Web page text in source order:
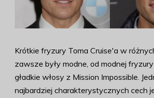
Krótkie fryzury Toma Cruise'a w
zawsze były modne, od modnej
gładkie włosy z Mission Impossible.
najbardziej charakterystycznych cech